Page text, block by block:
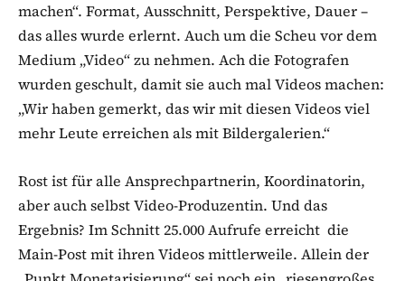
machen“. Format, Ausschnitt, Perspektive, Dauer –
das alles wurde erlernt. Auch um die Scheu vor dem
Medium „Video“ zu nehmen. Ach die Fotografen
wurden geschult, damit sie auch mal Videos machen:
„Wir haben gemerkt, das wir mit diesen Videos viel
mehr Leute erreichen als mit Bildergalerien.“
Rost ist für alle Ansprechpartnerin, Koordinatorin,
aber auch selbst Video-Produzentin. Und das
Ergebnis? Im Schnitt 25.000 Aufrufe erreicht die
Main-Post mit ihren Videos mittlerweile. Allein der